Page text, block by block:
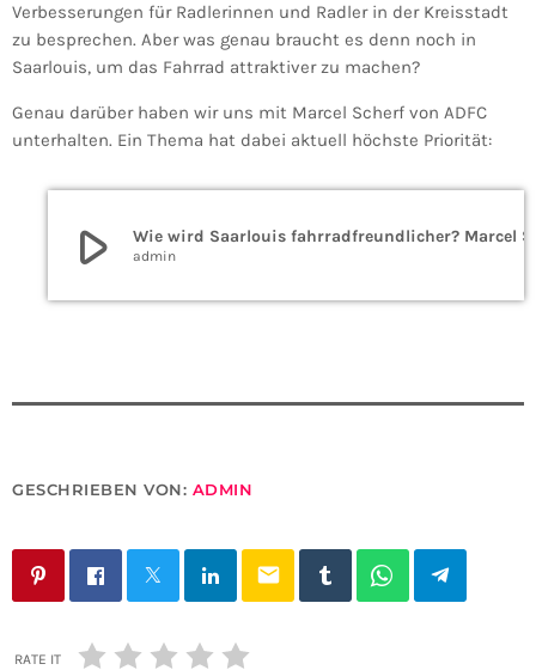
Verbesserungen für Radlerinnen und Radler in der Kreisstadt
zu besprechen. Aber was genau braucht es denn noch in
Saarlouis, um das Fahrrad attraktiver zu machen?
Genau darüber haben wir uns mit Marcel Scherf von ADFC
unterhalten. Ein Thema hat dabei aktuell höchste Priorität:
play_arrow admin
GESCHRIEBEN VON: ADMIN
email
RATE IT